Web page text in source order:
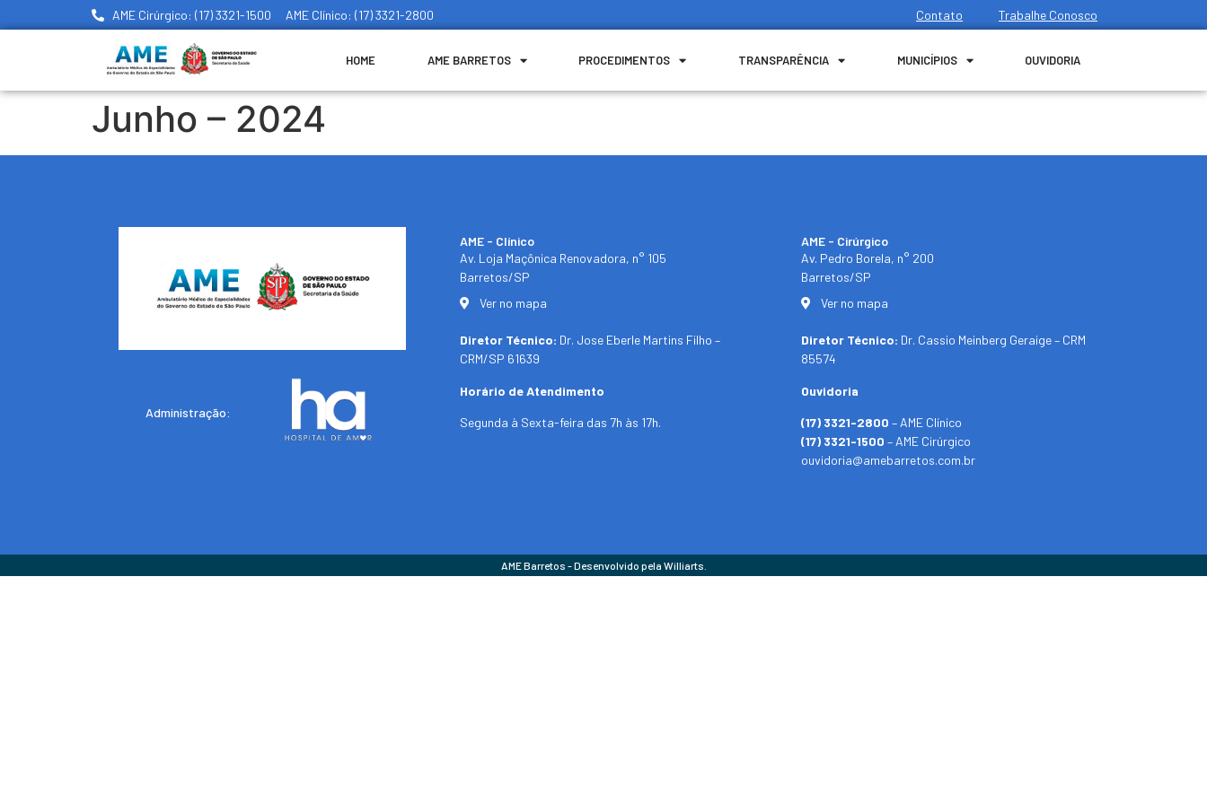
AME Cirúrgico: (17) 3321-1500 AME Clínico: (17) 3321-2800 Contato Trabalhe Conosco
HOME AME BARRETOS PROCEDIMENTOS TRANSPARÊNCIA MUNICÍPIOS OUVIDORIA
Junho – 2024
Administração:
AME - Clínico​
Av. Loja Maçônica Renovadora, n° 105
Barretos/SP​
Ver no mapa
Diretor Técnico: Dr. Jose Eberle Martins Filho –
CRM/SP 61639
Horário de Atendimento
Segunda à Sexta-feira das 7h às 17h.
AME - Cirúrgico
Av. Pedro Borela, n° 200
Barretos/SP
Ver no mapa
Diretor Técnico: Dr. Cassio Meinberg Geraige – CRM
85574
Ouvidoria
(17) 3321-2800 – AME Clínico
(17) 3321-1500 – AME Cirúrgico
ouvidoria@amebarretos.com.br
AME Barretos - Desenvolvido pela Williarts.